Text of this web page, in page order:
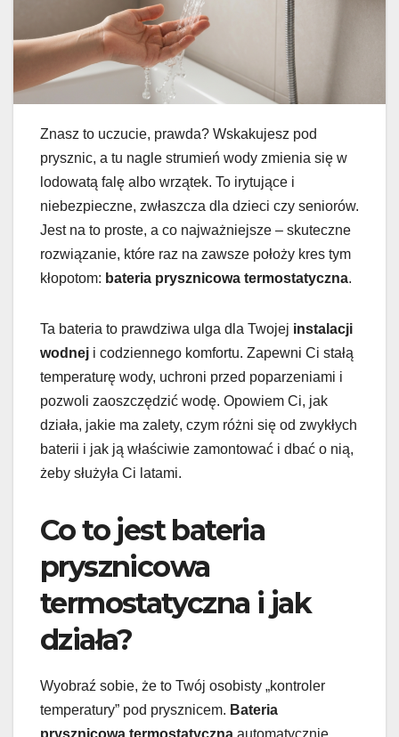
Znasz to uczucie, prawda? Wskakujesz pod
prysznic, a tu nagle strumień wody zmienia się w
lodowatą falę albo wrzątek. To irytujące i
niebezpieczne, zwłaszcza dla dzieci czy seniorów.
Jest na to proste, a co najważniejsze – skuteczne
rozwiązanie, które raz na zawsze położy kres tym
kłopotom: bateria prysznicowa termostatyczna.
Ta bateria to prawdziwa ulga dla Twojej instalacji
wodnej i codziennego komfortu. Zapewni Ci stałą
temperaturę wody, uchroni przed poparzeniami i
pozwoli zaoszczędzić wodę. Opowiem Ci, jak
działa, jakie ma zalety, czym różni się od zwykłych
baterii i jak ją właściwie zamontować i dbać o nią,
żeby służyła Ci latami.
Co to jest bateria
prysznicowa
termostatyczna i jak
działa?
Wyobraź sobie, że to Twój osobisty „kontroler
temperatury” pod prysznicem. Bateria
prysznicowa termostatyczna automatycznie